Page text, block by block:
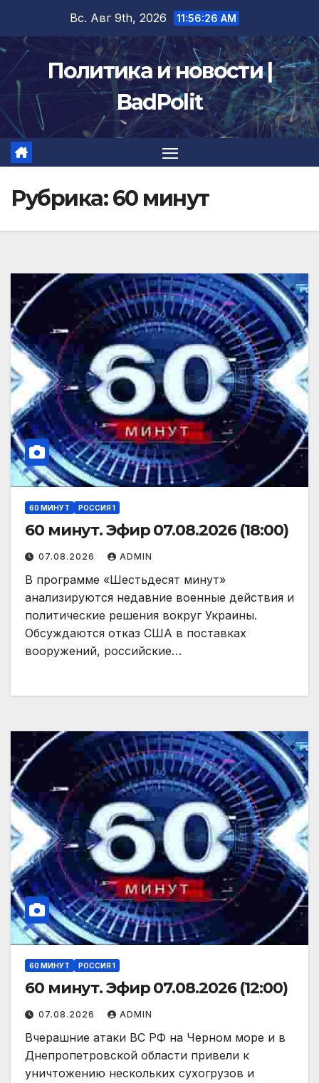
содержимому
Вс. Авг 9th, 2026 11:56:28 AM
Политика и новости |
BadPolit
Рубрика:60 минут
60 МИНУТ РОССИЯ 1
60 минут. Эфир 07.08.2026 (18:00)
07.08.2026 ADMIN
В программе «Шестьдесят минут»
анализируются недавние военные действия и
политические решения вокруг Украины.
Обсуждаются отказ США в поставках
вооружений, российские…
60 МИНУТ РОССИЯ 1
60 минут. Эфир 07.08.2026 (12:00)
07.08.2026 ADMIN
Вчерашние атаки ВС РФ на Черном море и в
Днепропетровской области привели к
уничтожению нескольких сухогрузов и